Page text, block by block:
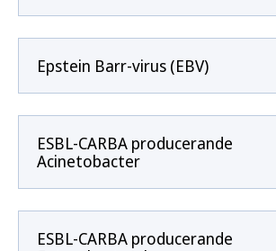
Epstein Barr-virus (EBV)
ESBL-CARBA producerande
Acinetobacter
ESBL-CARBA producerande